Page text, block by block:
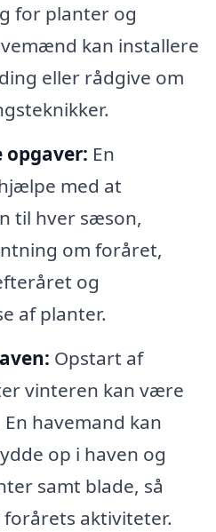
for planter og
kan installere
eller rådgive om
opgaver: En
med at
til hver sæson,
om foråret,
og
af planter.
Opstart af
vinteren kan være
havemand kan
op i haven og
samt blade, så
aktiviteter.